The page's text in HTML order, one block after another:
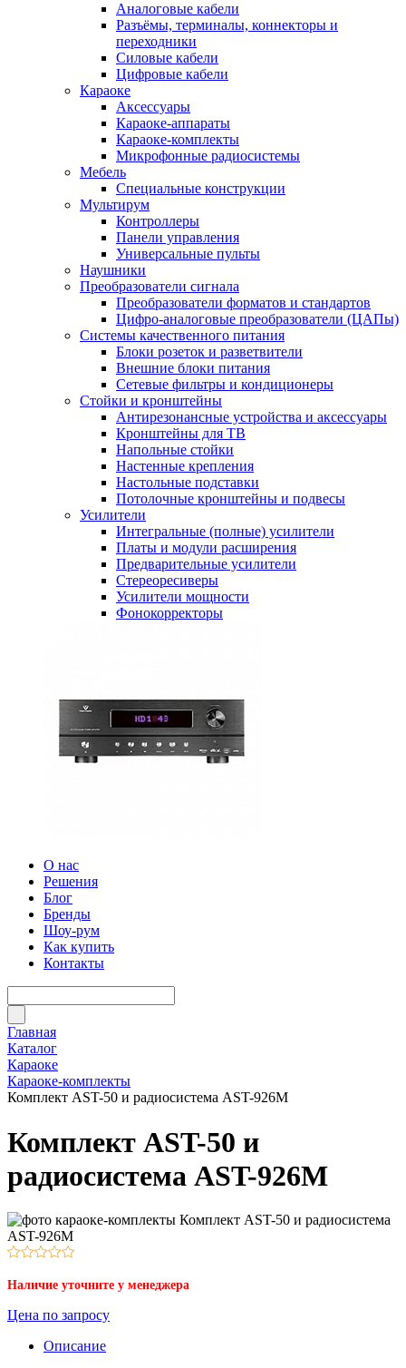
Аналоговые кабели
Разъёмы, терминалы, коннекторы и
переходники
Силовые кабели
Цифровые кабели
Караоке
Аксессуары
Караоке-аппараты
Караоке-комплекты
Микрофонные радиосистемы
Мебель
Специальные конструкции
Мультирум
Контроллеры
Панели управления
Универсальные пульты
Наушники
Преобразователи сигнала
Преобразователи форматов и стандартов
Цифро-аналоговые преобразователи (ЦАПы)
Системы качественного питания
Блоки розеток и разветвители
Внешние блоки питания
Сетевые фильтры и кондиционеры
Стойки и кронштейны
Антирезонансные устройства и аксессуары
Кронштейны для ТВ
Напольные стойки
Настенные крепления
Настольные подставки
Потолочные кронштейны и подвесы
Усилители
Интегральные (полные) усилители
Платы и модули расширения
Предварительные усилители
Стереоресиверы
Усилители мощности
Фонокорректоры
О нас
Решения
Блог
Бренды
Шоу-рум
Как купить
Контакты
Главная
Каталог
Караоке
Караоке-комплекты
Комплект AST-50 и радиосистема AST-926M
Комплект AST-50 и
радиосистема AST-926M
Наличие уточните у менеджера
Цена по запросу
Описание